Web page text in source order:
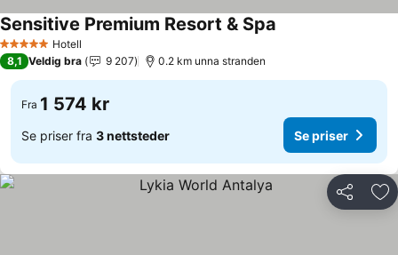
5 Stjerner Hotell
Sensitive Premium Resort & Spa
8,1 Veldig bra 9 207 0.2 km unna stranden
Fra 1 574 kr
Se priser fra 3 nettsteder Se priser
Del